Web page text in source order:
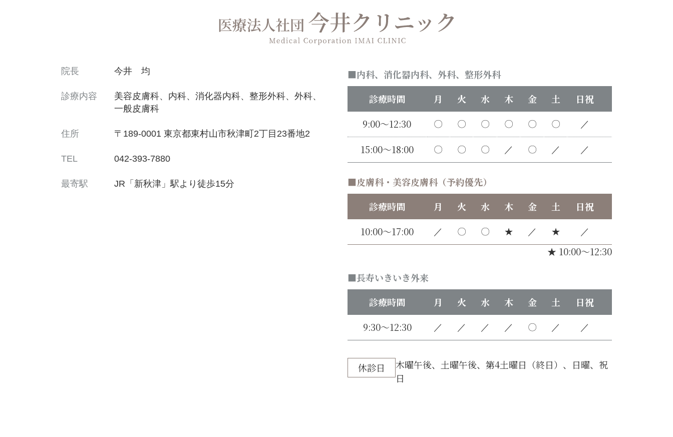
院長 今井 均
診療内容
美容皮膚科、内科、消化器内科、整形外科、外科、
一般皮膚科
住所 〒189-0001 東京都東村山市秋津町2丁目23番地2
TEL 042-393-7880
最寄駅 JR「新秋津」駅より徒歩15分
内科、消化器内科、外科、整形外科
診療時間
月 火 水 木 金 土
日祝
9:00～12:30
〇 〇 〇 〇 〇 〇 ／
15:00～18:00 〇 〇 〇 ／ 〇 ／ ／
皮膚科・美容皮膚科（予約優先）
★ 10:00～12:30
診療時間 月 火 水 木 金 土
日祝
10:00～17:00
／ 〇 〇 ★ ／ ★ ／
長寿いきいき外来
診療時間
月 火 水 木 金 土
日祝
9:30～12:30
／ ／ ／ ／ 〇 ／ ／
休診日
木曜午後、土曜午後、第4土曜日（終日）、日曜、祝
日